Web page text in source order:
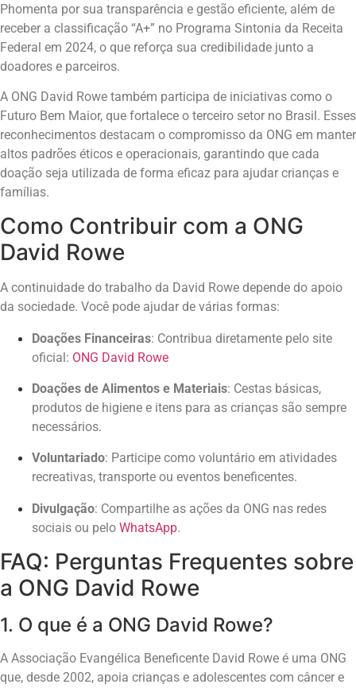
Phomenta por sua transparência e gestão eficiente, além de
receber a classificação “A+” no Programa Sintonia da Receita
Federal em 2024, o que reforça sua credibilidade junto a
doadores e parceiros.
A ONG David Rowe também participa de iniciativas como o
Futuro Bem Maior, que fortalece o terceiro setor no Brasil. Esses
reconhecimentos destacam o compromisso da ONG em manter
altos padrões éticos e operacionais, garantindo que cada
doação seja utilizada de forma eficaz para ajudar crianças e
famílias.
Como Contribuir com a ONG
David Rowe
A continuidade do trabalho da David Rowe depende do apoio
da sociedade. Você pode ajudar de várias formas:
Doações Financeiras: Contribua diretamente pelo site
oficial: ONG David Rowe
Doações de Alimentos e Materiais: Cestas básicas,
produtos de higiene e itens para as crianças são sempre
necessários.
Voluntariado: Participe como voluntário em atividades
recreativas, transporte ou eventos beneficentes.
Divulgação: Compartilhe as ações da ONG nas redes
sociais ou pelo WhatsApp.
FAQ: Perguntas Frequentes sobre
a ONG David Rowe
1. O que é a ONG David Rowe?
A Associação Evangélica Beneficente David Rowe é uma ONG
que, desde 2002, apoia crianças e adolescentes com câncer e